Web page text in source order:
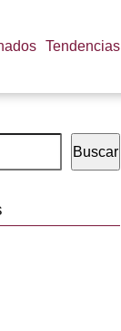
Tendencias
Buscar